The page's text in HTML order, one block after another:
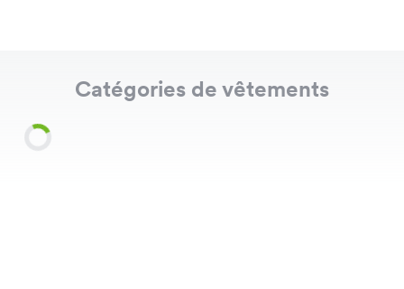
Catégories de vêtements